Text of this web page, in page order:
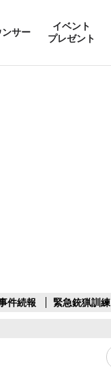
ンサー
イベント
プレゼント
件続報 緊急銃猟訓練